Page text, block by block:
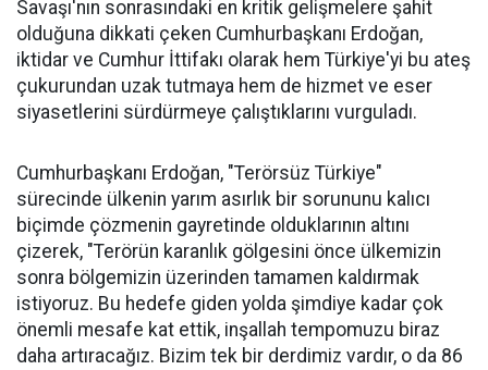
Savaşı'nın sonrasındaki en kritik gelişmelere şahit
olduğuna dikkati çeken Cumhurbaşkanı Erdoğan,
iktidar ve Cumhur İttifakı olarak hem Türkiye'yi bu ateş
çukurundan uzak tutmaya hem de hizmet ve eser
siyasetlerini sürdürmeye çalıştıklarını vurguladı.
Cumhurbaşkanı Erdoğan, "Terörsüz Türkiye"
sürecinde ülkenin yarım asırlık bir sorununu kalıcı
biçimde çözmenin gayretinde olduklarının altını
çizerek, "Terörün karanlık gölgesini önce ülkemizin
sonra bölgemizin üzerinden tamamen kaldırmak
istiyoruz. Bu hedefe giden yolda şimdiye kadar çok
önemli mesafe kat ettik, inşallah tempomuzu biraz
daha artıracağız. Bizim tek bir derdimiz vardır, o da 86